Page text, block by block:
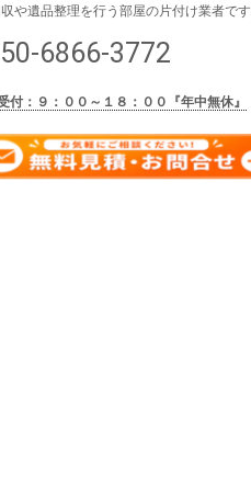
や遺品整理を行う部屋の片付け業者です
6866-3772
付：９：００～１８：００『年中無休』